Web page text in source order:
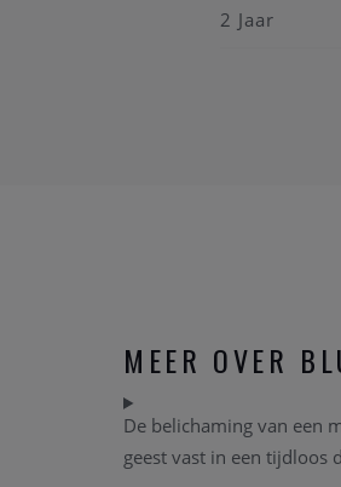
2 Jaar
MEER OVER
De belichaming van een
geest vast in een tijdloos